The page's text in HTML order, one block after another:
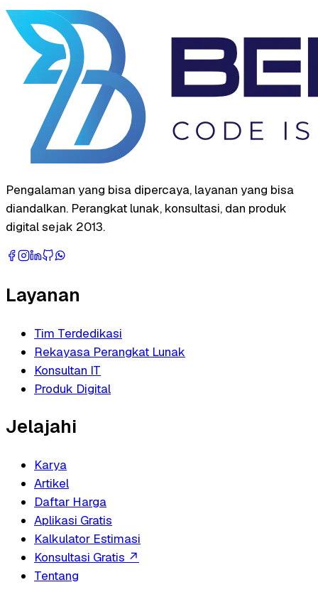
Pengalaman yang bisa dipercaya, layanan yang bisa
diandalkan. Perangkat lunak, konsultasi, dan produk
digital sejak 2013.
Layanan
Tim Terdedikasi
Rekayasa Perangkat Lunak
Konsultan IT
Produk Digital
Jelajahi
Karya
Artikel
Daftar Harga
Aplikasi Gratis
Kalkulator Estimasi
Konsultasi Gratis ↗
Tentang